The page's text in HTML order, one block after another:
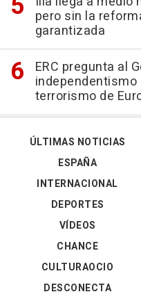
pero sin la
garantizada
ERC pregunta al
terrorismo de
ÚLTIMAS NOTICIAS
ESPAÑA
INTERNACIONAL
DEPORTES
VÍDEOS
CHANCE
CULTURAOCIO
DESCONECTA